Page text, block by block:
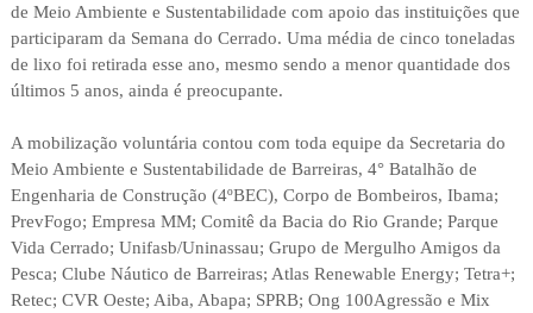
de Meio Ambiente e Sustentabilidade com apoio das instituições que
participaram da Semana do Cerrado. Uma média de cinco toneladas
de lixo foi retirada esse ano, mesmo sendo a menor quantidade dos
últimos 5 anos, ainda é preocupante.
A mobilização voluntária contou com toda equipe da Secretaria do
Meio Ambiente e Sustentabilidade de Barreiras, 4° Batalhão de
Engenharia de Construção (4ºBEC), Corpo de Bombeiros, Ibama;
PrevFogo; Empresa MM; Comitê da Bacia do Rio Grande; Parque
Vida Cerrado; Unifasb/Uninassau; Grupo de Mergulho Amigos da
Pesca; Clube Náutico de Barreiras; Atlas Renewable Energy; Tetra+;
Retec; CVR Oeste; Aiba, Abapa; SPRB; Ong 100Agressão e Mix